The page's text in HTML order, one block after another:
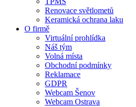
Renovace světlometů
Keramická ochrana laku
O firmě
Virtuální prohlídka
Náš tým
Volná místa
Obchodní podmínky
Reklamace
GDPR
Webcam Šenov
Webcam Ostrava